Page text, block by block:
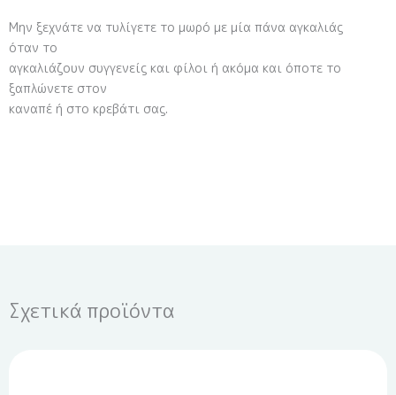
Μην ξεχνάτε να τυλίγετε το μωρό με μία πάνα αγκαλιάς
όταν το
αγκαλιάζουν συγγενείς και φίλοι ή ακόμα και όποτε το
ξαπλώνετε στον
καναπέ ή στο κρεβάτι σας.
Σχετικά προϊόντα